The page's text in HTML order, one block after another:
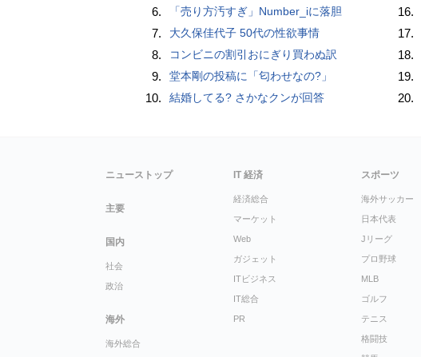
6. 「売り方汚すぎ」Number_iに落胆
7. 大久保佳代子 50代の性欲事情
8. コンビニの割引おにぎり買わぬ訳
9. 堂本剛の投稿に「匂わせなの?」
10. 結婚してる? さかなクンが回答
16.
17.
18.
19.
20.
ニューストップ
主要
国内
社会
政治
海外
海外総合
IT 経済
経済総合
マーケット
Web
ガジェット
ITビジネス
IT総合
PR
スポーツ
海外サッカー
日本代表
Jリーグ
プロ野球
MLB
ゴルフ
テニス
格闘技